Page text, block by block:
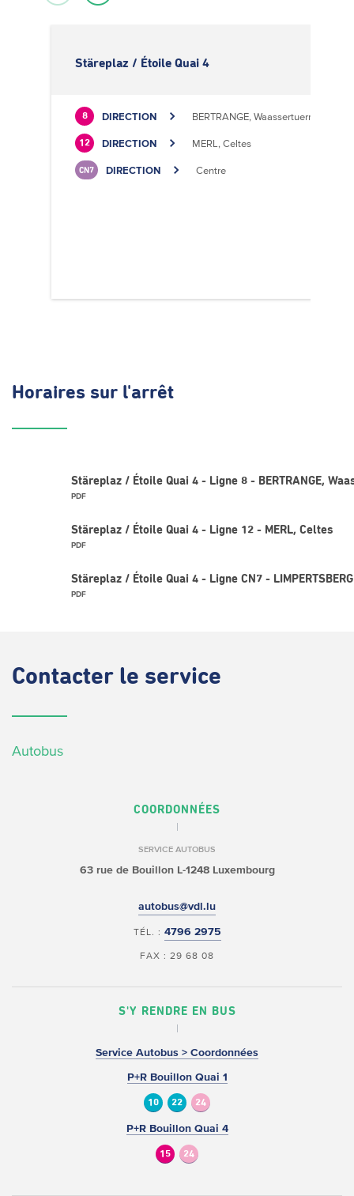
Stäreplaz / Étoile Quai 4
8 DIRECTION BERTRANGE, Waassertuerm
12 DIRECTION MERL, Celtes
CN7 DIRECTION Centre
Horaires sur l'arrêt
Stäreplaz / Étoile Quai 4 - Ligne 8 - BERTRANGE,
PDF
Stäreplaz / Étoile Quai 4 - Ligne 12 - MERL, Celtes
PDF
Stäreplaz / Étoile Quai 4 - Ligne CN7 -
PDF
Contacter le service
Autobus
COORDONNÉES
SERVICE AUTOBUS
63 rue de BouillonL-1248 Luxembourg
autobus@vdl.lu
TÉL. : 4796 2975
FAX : 29 68 08
S'Y RENDRE EN BUS
Service Autobus > Coordonnées
P+R Bouillon Quai 1
10 22 24
P+R Bouillon Quai 4
15 24